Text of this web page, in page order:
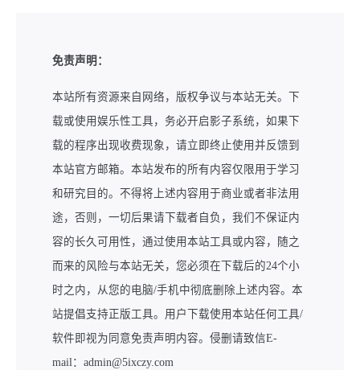
免责声明：
本站所有资源来自网络，版权争议与本站无关。下
载或使用娱乐性工具，务必开启影子系统，如果下
载的程序出现收费现象，请立即终止使用并反馈到
本站官方邮箱。本站发布的所有内容仅限用于学习
和研究目的。不得将上述内容用于商业或者非法用
途，否则，一切后果请下载者自负，我们不保证内
容的长久可用性，通过使用本站工具或内容，随之
而来的风险与本站无关，您必须在下载后的24个小
时之内，从您的电脑/手机中彻底删除上述内容。本
站提倡支持正版工具。用户下载使用本站任何工具/
软件即视为同意免责声明内容。侵删请致信E-
mail：admin@5ixczy.com